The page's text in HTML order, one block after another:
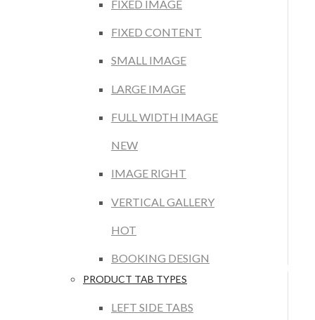
FIXED IMAGE
FIXED CONTENT
SMALL IMAGE
LARGE IMAGE
FULL WIDTH IMAGE
NEW
IMAGE RIGHT
VERTICAL GALLERY
HOT
BOOKING DESIGN
PRODUCT TAB TYPES
LEFT SIDE TABS